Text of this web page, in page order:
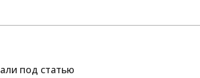
под статью